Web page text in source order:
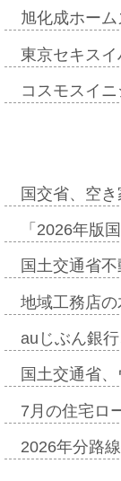
旭化成ホー
東京セキス
コスモスイ
国交省、空
「2026年版
国土交通省
地域工務店
auじぶん銀
国土交通省
7月の住宅ロ
2026年分路